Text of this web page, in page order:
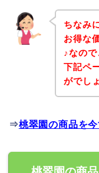
ちなみ
お得な
♪なの
下記ペ
がでし
⇒桃翠園の商品を